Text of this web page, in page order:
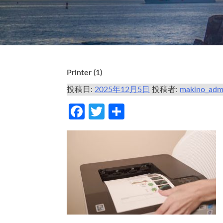
Printer (1)
投稿日:2025年12月5日 投稿者:
Facebook
Twitter
有